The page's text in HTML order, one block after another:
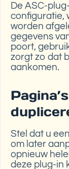
De ASC-
configuratie,
worden
gegevens
poort,
zorgt zo dat
aankomen.
Stel dat u
om later
opnieuw
deze plug-in